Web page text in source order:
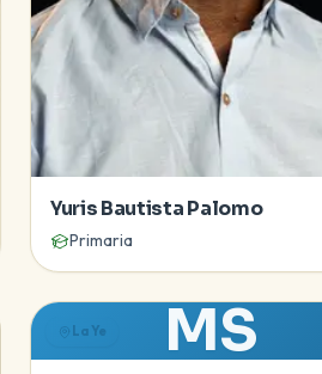
Yuris Bautista Palomo
Primaria
MS
La Ye